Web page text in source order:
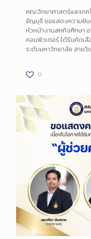
คณะวิทยาศาสตร์และเท
ธัญบุรี ขอแสดงความยิน
หัวหน้างานสหกิจศึกษา อ
คอมพิวเตอร์ ได้รับคัดเลื
ระดับมหาวิทยาลัย สายวิ
0